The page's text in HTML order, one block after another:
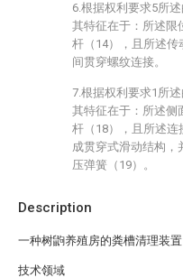
Description
一种树鼩养殖房的粪槽清理装置
技术领域
6.根据权利要求5所
其特征在于：所述限
杆（14），且所述传
间贯穿螺纹连接。
7.根据权利要求1所
其特征在于：所述侧
杆（18），且所述连
成贯穿式滑动结构，
压弹簧（19）。